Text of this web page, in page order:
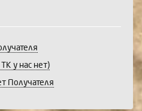
у нас нет)
Получателя